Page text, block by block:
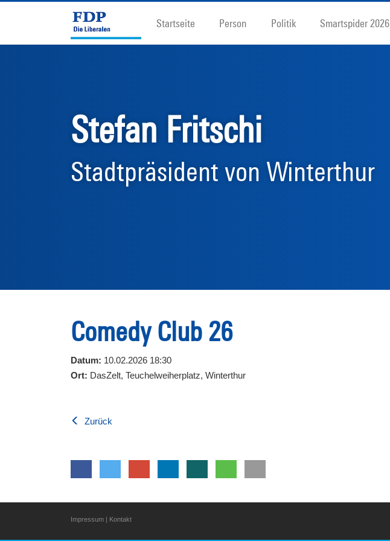
Startseite Person Politik Smartspider 2026
Stefan Fritschi
Stadtpräsident von Winterthur
Comedy Club 26
Datum: 10.02.2026 18:30
Ort: DasZelt, Teuchelweiherplatz, Winterthur
Zurück
Impressum | Kontakt